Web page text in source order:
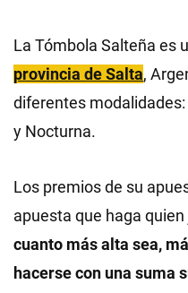
La Tómbola Salteña es
provincia de Salta,
diferentes
y Nocturna.
Los premios de su
apuesta que haga quien
cuanto más alta sea,
hacerse con una suma